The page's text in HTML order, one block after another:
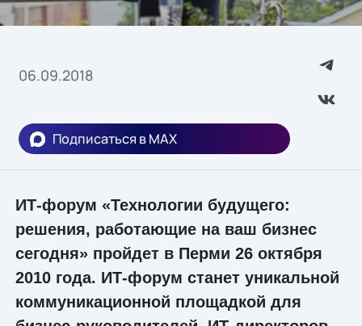
06.09.2018
Подписаться в MAX
ИТ-форум «Технологии будущего:
решения, работающие на ваш бизнес
сегодня» пройдет в Перми 26 октября
2010 года. ИТ-форум станет уникальной
коммуникационной площадкой для